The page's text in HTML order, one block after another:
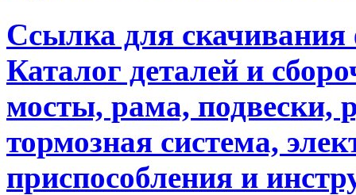
Ссылка для
Каталог деталей и
мосты, рама, подвески,
тормозная система,
приспособления и